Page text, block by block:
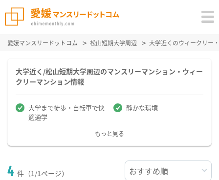
愛媛マンスリードットコム 松山短期大学周辺 大学近くのウィークリー
大学近く/松山短期大学周辺のマンスリーマンション・ウィー
クリーマンション情報
大学まで徒歩・自転車で快
適通学
静かな環境
もっと見る
4 件（1/1ページ）